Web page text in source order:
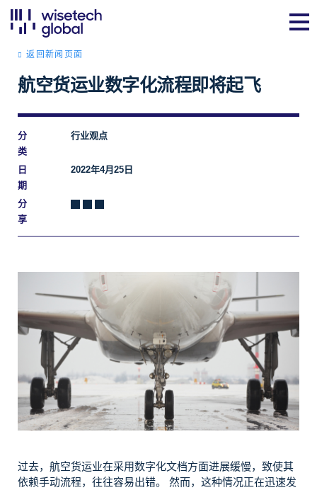
返回新闻页面
航空货运业数字化流程即将起飞
分
类
行业观点
日
期
2022年4月25日
分
享
过去，航空货运业在采用数字化文档方面进展缓慢，致使其
依赖手动流程，往往容易出错。
然而，这种情况正在迅速发